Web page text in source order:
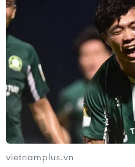
vietnamplus.vn